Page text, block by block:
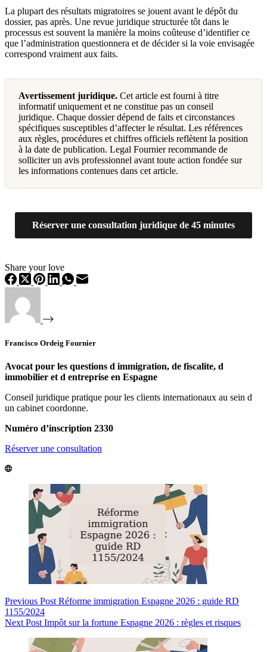
La plupart des résultats migratoires se jouent avant le dépôt du
dossier, pas après. Une revue juridique structurée tôt dans le
processus est souvent la manière la moins coûteuse d’identifier ce
que l’administration questionnera et de décider si la voie envisagée
correspond vraiment aux faits.
Avertissement juridique. Cet article est fourni à titre
informatif uniquement et ne constitue pas un conseil
juridique. Chaque dossier dépend de faits et circonstances
spécifiques susceptibles d’affecter le résultat. Les références
aux règles, procédures et chiffres officiels reflètent la position
à la date de publication. Legal Fournier recommande de
solliciter un avis professionnel avant toute action fondée sur
les informations contenues dans cet article.
Réserver une consultation juridique de 45 minutes
Share your love
Francisco Ordeig Fournier
Avocat pour les questions d immigration, de fiscalite, d
immobilier et d entreprise en Espagne
Conseil juridique pratique pour les clients internationaux au sein d
un cabinet coordonne.
Numéro d’inscription 2330
Réserver une consultation
Previous Post Réforme immigration Espagne 2026 : guide RD
1155/2024
Next Post Impôt sur la fortune Espagne 2026 : règles et risques